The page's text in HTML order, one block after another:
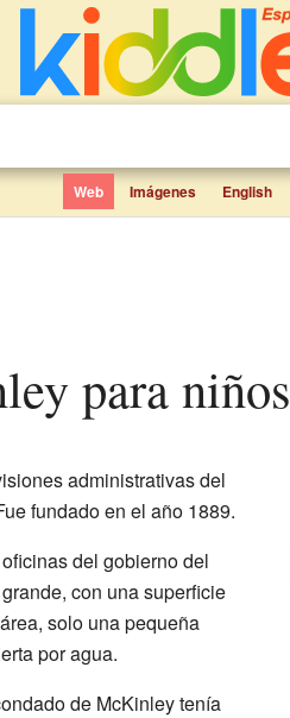
Web Imágenes English
para niños
administrativas del
fundado en el año 1889.
del gobierno del
con una superficie
solo una pequeña
por agua.
de McKinley tenía